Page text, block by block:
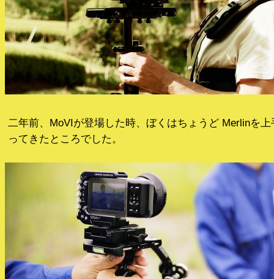
二年前、MoVIが登場した時、ぼくはちょうど Merlinを
ってきたところでした。